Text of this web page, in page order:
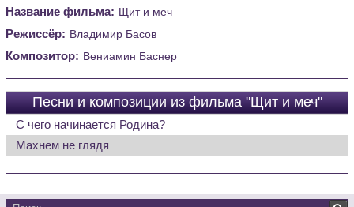
Название фильма: Щит и меч
Режиссёр: Владимир Басов
Композитор: Вениамин Баснер
Песни и композиции из фильма "Щит и меч"
С чего начинается Родина?
Махнем не глядя